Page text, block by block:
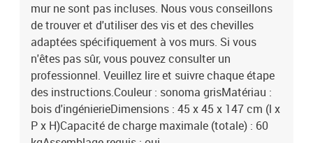
mur ne sont pas incluses. Nous vous conseillons
de trouver et d'utiliser des vis et des chevilles
adaptées spécifiquement à vos murs. Si vous
n'êtes pas sûr, vous pouvez consulter un
professionnel. Veuillez lire et suivre chaque étape
des instructions.Couleur : sonoma grisMatériau :
bois d'ingénierieDimensions : 45 x 45 x 147 cm (l x
P x H)Capacité de charge maximale (totale) : 60